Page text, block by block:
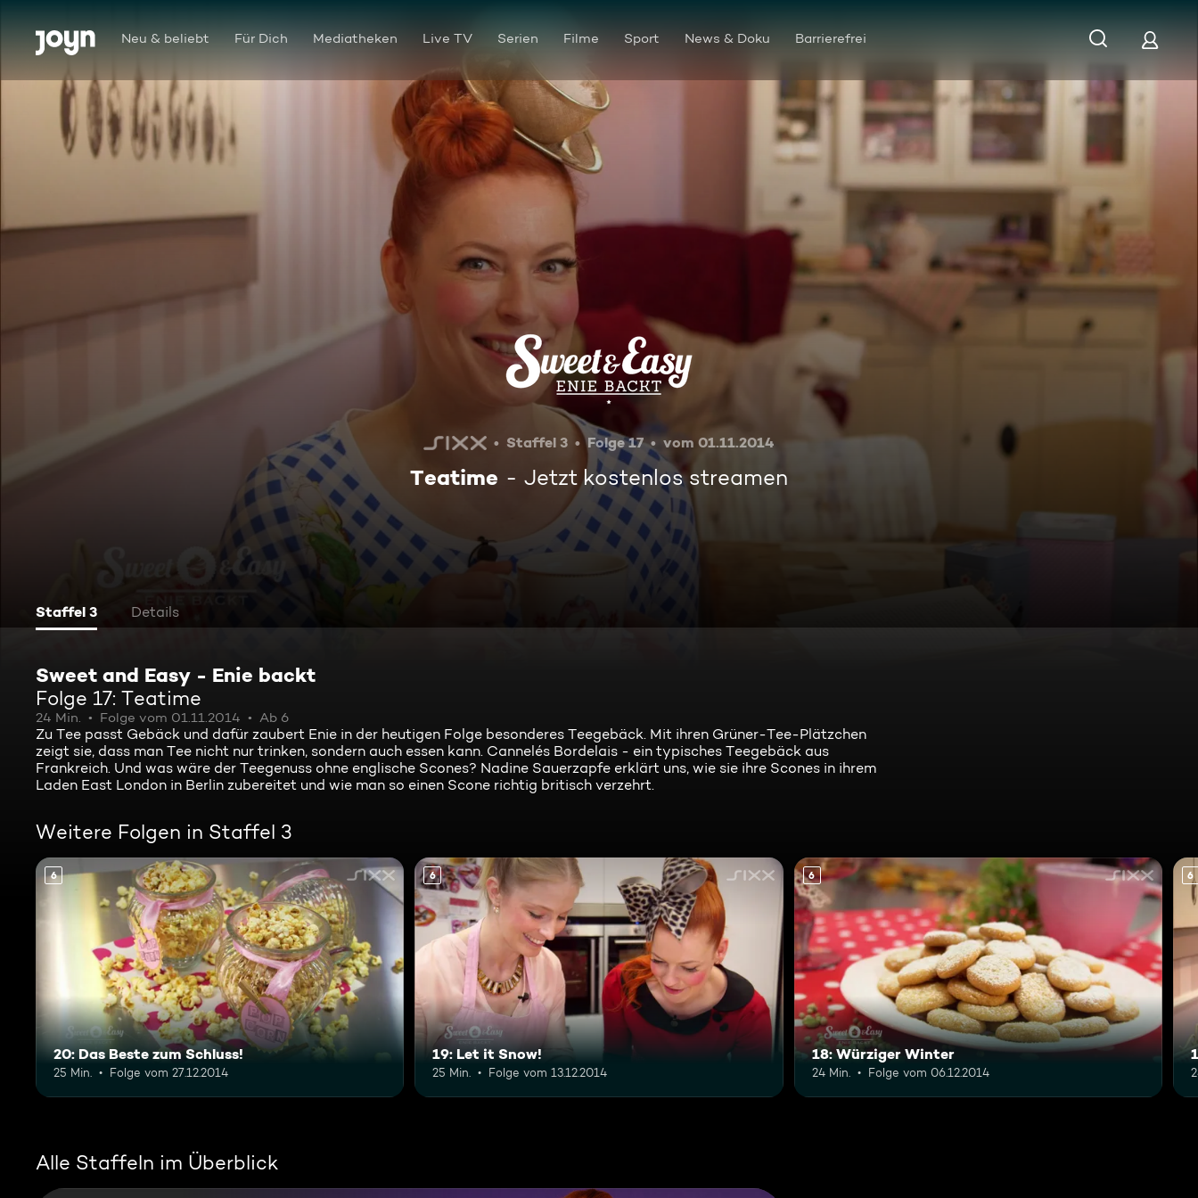
Zum Inhalt springen
Barrierefrei Neu & beliebt Für Dich Mediatheken Live TV Serien Filme Sport News & Doku Barrierefrei
Teatime
Staffel 3 Folge 17 vom 01.11.2014
Teatime Jetzt kostenlos streamen
Staffel 3 Details
Sweet and Easy - Enie backt
Folge 17: Teatime
24 Min. Folge vom 01.11.2014 Ab 6
Zu Tee passt Gebäck und dafür zaubert Enie in der heutigen Folge besonderes Teegebäck. Mit ihren Grüner-Tee-Plätzchen
zeigt sie, dass man Tee nicht nur trinken, sondern auch essen kann. Cannelés Bordelais - ein typisches Teegebäck aus
Frankreich. Und was wäre der Teegenuss ohne englische Scones? Nadine Sauerzapfe erklärt uns, wie sie ihre Scones in ihrem
Laden East London in Berlin zubereitet und wie man so einen Scone richtig britisch verzehrt.
Weitere Folgen in Staffel 3
6
20: Das Beste zum Schluss!
25 Min. Folge vom 27.12.2014
6
19: Let it Snow!
25 Min. Folge vom 13.12.2014
6
18: Würziger Winter
24 Min. Folge vom 06.12.2014
6
Alle Staffeln im Überblick